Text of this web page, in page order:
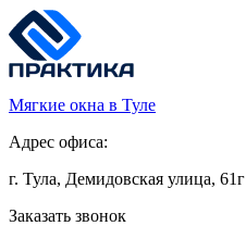
Мягкие окна в Туле
Адрес офиса:
г. Тула, Демидовская улица, 61г
Заказать звонок